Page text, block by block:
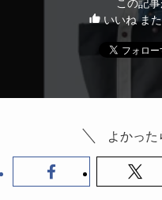
この記
いいね また
よかっ